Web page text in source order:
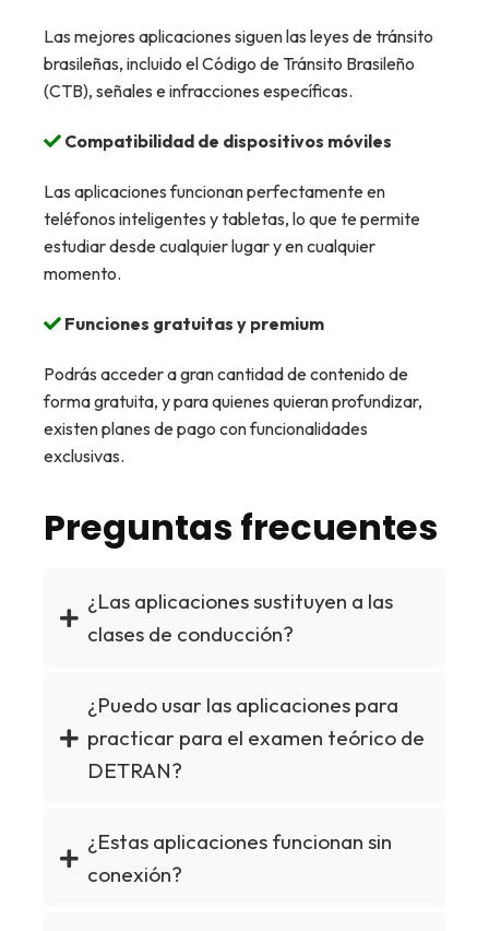
Las mejores aplicaciones siguen las leyes de tránsito
brasileñas, incluido el Código de Tránsito Brasileño
(CTB), señales e infracciones específicas.
Compatibilidad de dispositivos móviles
Las aplicaciones funcionan perfectamente en
teléfonos inteligentes y tabletas, lo que te permite
estudiar desde cualquier lugar y en cualquier
momento.
Funciones gratuitas y premium
Podrás acceder a gran cantidad de contenido de
forma gratuita, y para quienes quieran profundizar,
existen planes de pago con funcionalidades
exclusivas.
Preguntas frecuentes
¿Las aplicaciones sustituyen a las
clases de conducción?
¿Puedo usar las aplicaciones para
practicar para el examen teórico de
DETRAN?
¿Estas aplicaciones funcionan sin
conexión?